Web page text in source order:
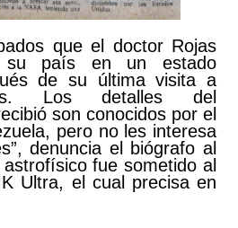
que el doctor Rojas
país en un estado
de su última visita a
Los detalles del
son conocidos por el
pero no les interesa
denuncia el biógrafo al
fue sometido al
Ultra, el cual precisa en